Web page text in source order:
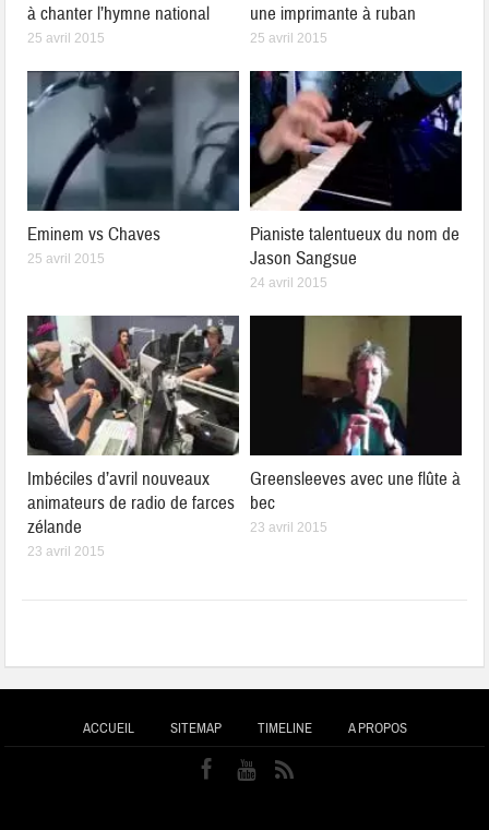
à chanter l’hymne national
25 avril 2015
une imprimante à ruban
25 avril 2015
Eminem vs Chaves
25 avril 2015
Pianiste talentueux du nom de
Jason Sangsue
24 avril 2015
Imbéciles d’avril nouveaux
animateurs de radio de farces
zélande
23 avril 2015
Greensleeves avec une flûte à
bec
23 avril 2015
ACCUEIL SITEMAP TIMELINE A PROPOS